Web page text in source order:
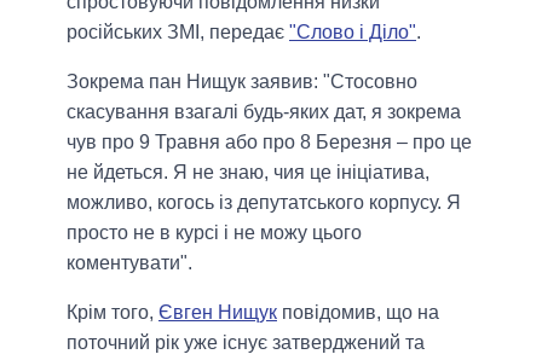
російських ЗМІ, передає "Слово і Діло".
Зокрема пан Нищук заявив: "Стосовно
скасування взагалі будь-яких дат, я зокрема
чув про 9 Травня або про 8 Березня – про це
не йдеться. Я не знаю, чия це ініціатива,
можливо, когось із депутатського корпусу. Я
просто не в курсі і не можу цього
коментувати".
Крім того, Євген Нищук повідомив, що на
поточний рік уже існує затверджений та